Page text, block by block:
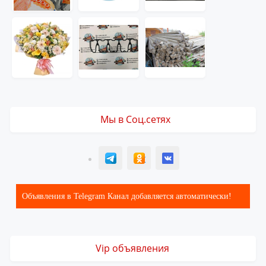
Мы в Соц.сетях
T ОК ВК
Объявления в Telegram Канал добавляется автоматически!
Vip объявления